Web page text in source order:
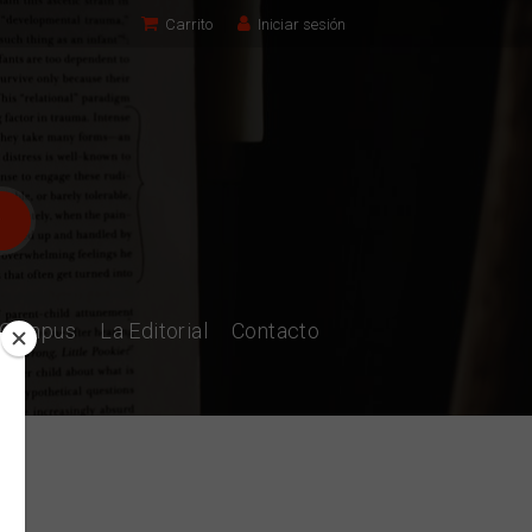
Carrito Iniciar sesión
La Editorial Contacto